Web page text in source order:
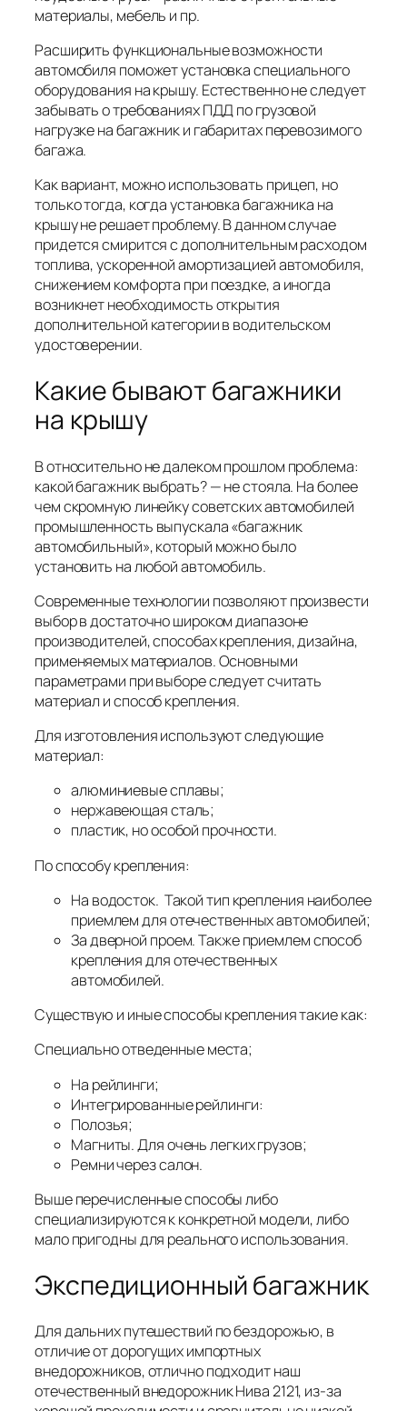
материалы, мебель и пр.
Расширить функциональные возможности
автомобиля поможет установка специального
оборудования на крышу. Естественно не следует
забывать о требованиях ПДД по грузовой
нагрузке на багажник и габаритах перевозимого
багажа.
Как вариант, можно использовать прицеп, но
только тогда, когда установка багажника на
крышу не решает проблему. В данном случае
придется смирится с дополнительным расходом
топлива, ускоренной амортизацией автомобиля,
снижением комфорта при поездке, а иногда
возникнет необходимость открытия
дополнительной категории в водительском
удостоверении.
Какие бывают багажники
на крышу
В относительно не далеком прошлом проблема:
какой багажник выбрать? — не стояла. На более
чем скромную линейку советских автомобилей
промышленность выпускала «багажник
автомобильный», который можно было
установить на любой автомобиль.
Современные технологии позволяют произвести
выбор в достаточно широком диапазоне
производителей, способах крепления, дизайна,
применяемых материалов. Основными
параметрами при выборе следует считать
материал и способ крепления.
Для изготовления используют следующие
материал:
алюминиевые сплавы;
нержавеющая сталь;
пластик, но особой прочности.
По способу крепления:
На водосток. Такой тип крепления наиболее
приемлем для отечественных автомобилей;
За дверной проем. Также приемлем способ
крепления для отечественных
автомобилей.
Существую и иные способы крепления такие как:
Специально отведенные места;
На рейлинги;
Интегрированные рейлинги:
Полозья;
Магниты. Для очень легких грузов;
Ремни через салон.
Выше перечисленные способы либо
специализируются к конкретной модели, либо
мало пригодны для реального использования.
Экспедиционный багажник
Для дальних путешествий по бездорожью, в
отличие от дорогущих импортных
внедорожников, отлично подходит наш
отечественный внедорожник Нива 2121, из-за